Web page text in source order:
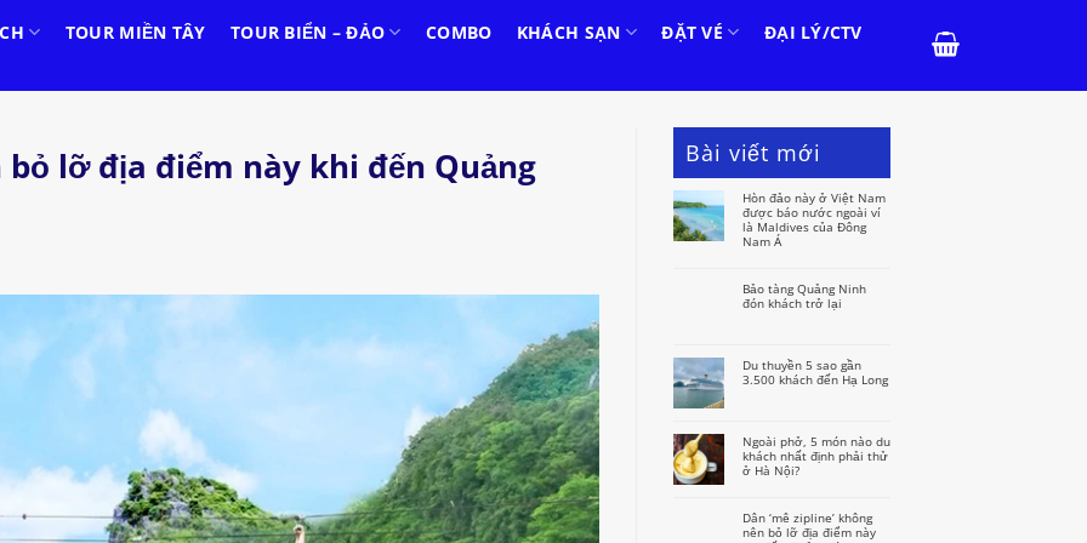
TOUR MIỀN TÂY TOUR BIỂN – ĐẢO COMBO KHÁCH SẠN ĐẶT VÉ
ĐẠI LÝ/CTV
bỏ lỡ địa điểm này khi đến Quảng
Bài viết mới
Hòn đảo này ở Việt Nam
được báo nước ngoài ví
là Maldives của Đông
Nam Á
Bảo tàng Quảng Ninh
đón khách trở lại
Du thuyền 5 sao gần
3.500 khách đến Hạ Long
Ngoài phở, 5 món nào du
khách nhất định phải thử
ở Hà Nội?
Dân ‘mê zipline’ không
nên bỏ lỡ địa điểm này